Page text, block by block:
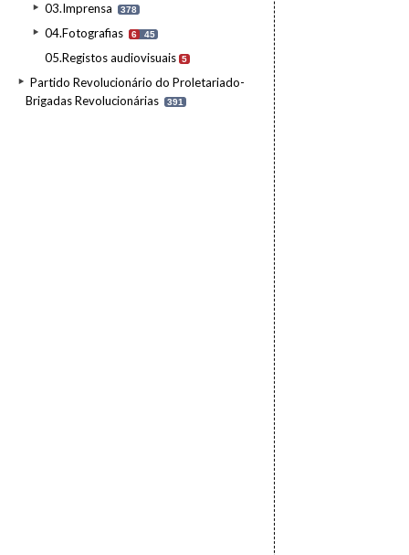
03.Imprensa 378
04.Fotografias 6 45
05.Registos audiovisuais 5
Partido Revolucionário do Proletariado-
Brigadas Revolucionárias
391